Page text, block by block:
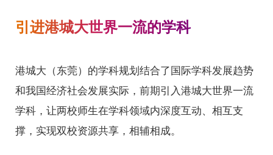
学生生活
新闻及媒体
屑
引进港城大世界一流的学科
港城大（东莞）的学科规划结合了国际学科发展趋势
和我国经济社会发展实际，前期引入港城大世界一流
学科，让两校师生在学科领域内深度互动、相互支
撑，实现双校资源共享，相辅相成。